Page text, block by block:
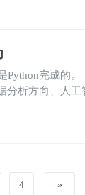
数据与人工智能时代，
分析方向、人
4 »